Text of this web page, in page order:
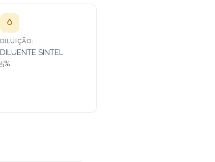
DILUIÇÃO:
DILUENTE SINTEL
5%